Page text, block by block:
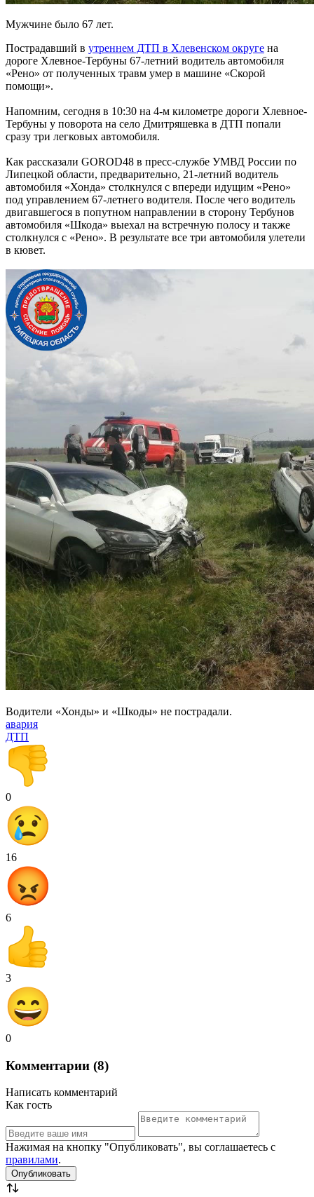
Мужчине было 67 лет.
Пострадавший в утреннем ДТП в Хлевенском округе на
дороге Хлевное-Тербуны 67-летний водитель автомобиля
«Рено» от полученных травм умер в машине «Скорой
помощи».
Напомним, cегодня в 10:30 на 4-м километре дороги Хлевное-
Тербуны у поворота на село Дмитряшевка в ДТП попали
сразу три легковых автомобиля.
Как рассказали GOROD48 в пресс-службе УМВД России по
Липецкой области, предварительно, 21-летний водитель
автомобиля «Хонда» столкнулся с впереди идущим «Рено»
под управлением 67-летнего водителя. После чего водитель
двигавшегося в попутном направлении в сторону Тербунов
автомобиля «Шкода» выехал на встречную полосу и также
столкнулся с «Рено». В результате все три автомобиля улетели
в кювет.
Водители «Хонды» и «Шкоды» не пострадали.
авария
ДТП
0
16
6
3
0
Комментарии (8)
Написать комментарий
Как гость
Нажимая на кнопку "Опубликовать", вы соглашаетесь с
правилами.